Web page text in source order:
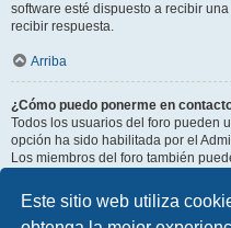
Este sitio web utiliza
software esté dispuesto a recibir
recibir respuesta.
Arriba
¿Cómo puedo ponerme en
Todos los usuarios del foro pueden
opción ha sido habilitada por el
Los miembros del foro también
Arriba